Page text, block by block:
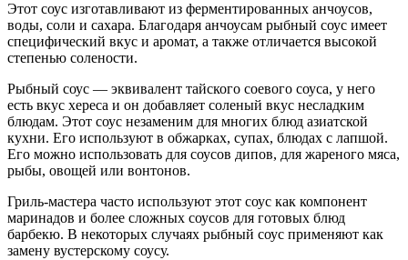
Этот соус изготавливают из ферментированных анчоусов,
воды, соли и сахара. Благодаря анчоусам рыбный соус имеет
специфический вкус и аромат, а также отличается высокой
степенью солености.
Рыбный соус — эквивалент тайского соевого соуса, у него
есть вкус хереса и он добавляет соленый вкус несладким
блюдам. Этот соус незаменим для многих блюд азиатской
кухни. Его используют в обжарках, супах, блюдах с лапшой.
Его можно использовать для соусов дипов, для жареного мяса,
рыбы, овощей или вонтонов.
Гриль-мастера часто используют этот соус как компонент
маринадов и более сложных соусов для готовых блюд
барбекю. В некоторых случаях рыбный соус применяют как
замену вустерскому соусу.